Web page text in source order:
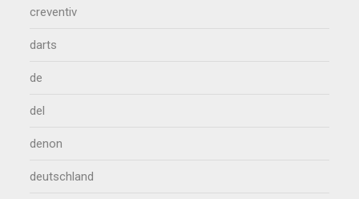
creventiv
darts
de
del
denon
deutschland